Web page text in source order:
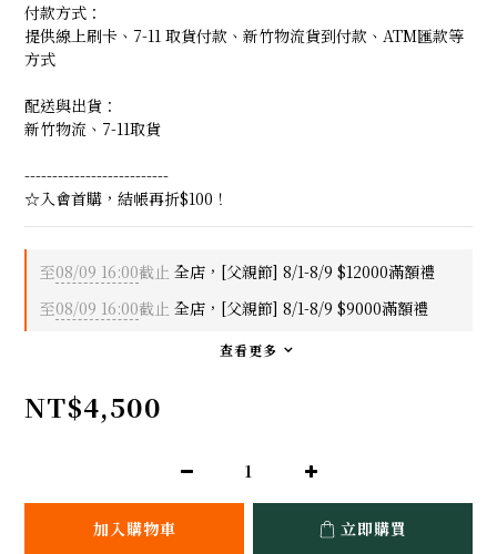
付款方式：
提供線上刷卡、7-11 取貨付款、新竹物流貨到付款、ATM匯款等
方式
配送與出貨：
新竹物流、7-11取貨
--------------------------
☆入會首購，結帳再折$100！
至08/09 16:00截止 全店，[父親節] 8/1-8/9 $12000滿額禮
至08/09 16:00截止 全店，[父親節] 8/1-8/9 $9000滿額禮
查看更多
NT$4,500
加入購物車 立即購買